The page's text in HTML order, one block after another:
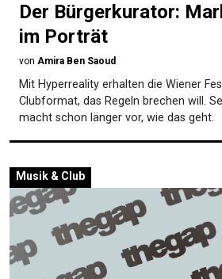
Der Bürgerkurator:
im Porträt
von Amira Ben Saoud
Mit Hyperreality erhalten die Wiener
Clubformat, das Regeln brechen will.
macht schon länger vor, wie das geht.
Musik & Club